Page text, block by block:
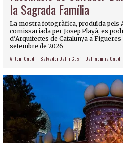
la Sagrada Família
La mostra fotogràfica, produïda pels
comissariada per Josep Playà, es
d’Arquitectes de Catalunya a Figueres
setembre de 2026
Antoni Gaudí Salvador Dalí i Cusí Dalí admira Gaudí